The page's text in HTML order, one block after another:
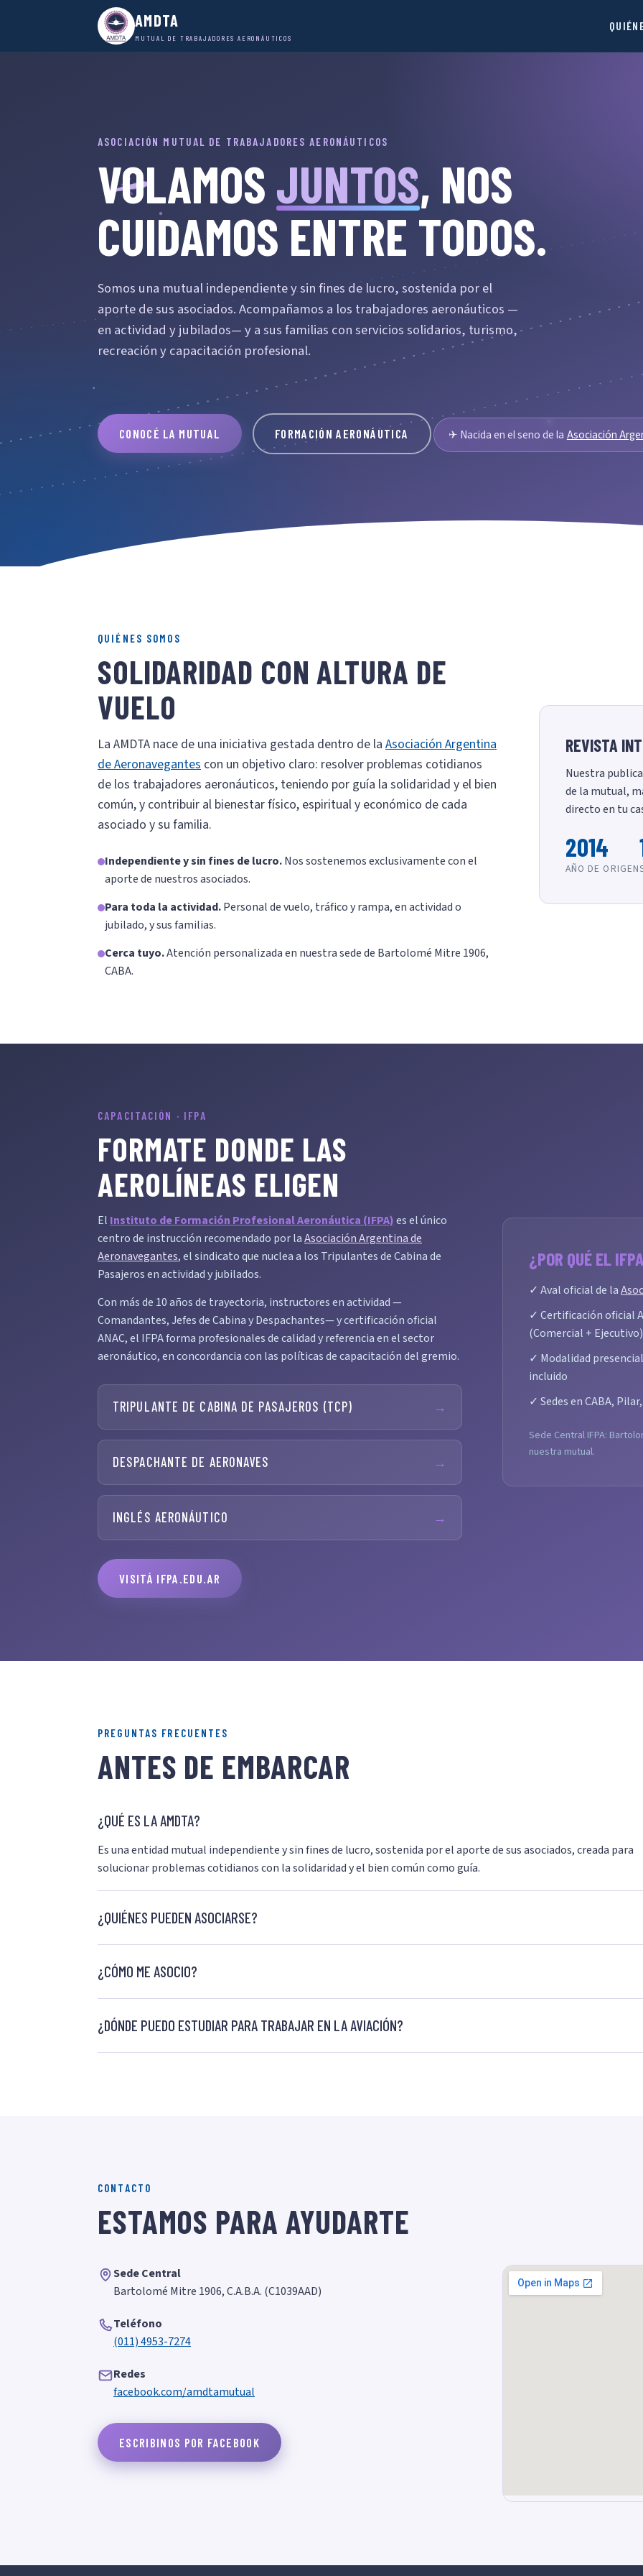
AMDTA
MUTUAL DE TRABAJADORES AERONÁUTICOS
ASOCIACIÓN MUTUAL DE TRABAJADORES AERONÁUTICOS
VOLAMOS JUNTOS, NOS
CUIDAMOS ENTRE TODOS.
Somos una mutual independiente y sin fines de lucro, sostenida por el
aporte de sus asociados. Acompañamos a los trabajadores aeronáuticos —
en actividad y jubilados— y a sus familias con servicios solidarios, turismo,
recreación y capacitación profesional.
CONOCÉ LA MUTUAL FORMACIÓN AERONÁUTICA ✈ Nacida en el seno de la Asociación
QUIÉNES SOMOS
SOLIDARIDAD CON ALTURA DE
VUELO
La AMDTA nace de una iniciativa gestada dentro de la Asociación Argentina
de Aeronavegantes con un objetivo claro: resolver problemas cotidianos
de los trabajadores aeronáuticos, teniendo por guía la solidaridad y el bien
común, y contribuir al bienestar físico, espiritual y económico de cada
asociado y su familia.
Independiente y sin fines de lucro.Nos sostenemos exclusivamente con el
aporte de nuestros asociados.
Para toda la actividad.Personal de vuelo, tráfico y rampa, en actividad o
jubilado, y sus familias.
Cerca tuyo.Atención personalizada en nuestra sede de Bartolomé Mitre 1906,
CABA.
REVISTA
Nuestra
de la mutual,
directo en tu
2014
AÑO DE ORIGEN
CAPACITACIÓN · IFPA
FORMATE DONDE LAS
AEROLÍNEAS ELIGEN
El Instituto de Formación Profesional Aeronáutica (IFPA)es el único
centro de instrucción recomendado por laAsociación Argentina de
Aeronavegantes, el sindicato que nuclea a los Tripulantes de Cabina de
Pasajeros en actividad y jubilados.
Con más de 10 años de trayectoria, instructores en actividad —
Comandantes, Jefes de Cabina y Despachantes— y certificación oficial
ANAC, el IFPA forma profesionales de calidad y referencia en el sector
aeronáutico, en concordancia con las políticas de capacitación del gremio.
TRIPULANTE DE CABINA DE PASAJEROS (TCP) →
DESPACHANTE DE AERONAVES →
INGLÉS AERONÁUTICO →
VISITÁ IFPA.EDU.AR
¿POR QUÉ EL
✓ Aval oficial de la
✓ Certificación oficial
(Comercial + Ejecutivo)
✓ Modalidad
incluido
✓ Sedes en CABA,
Sede Central IFPA:
nuestra mutual.
PREGUNTAS FRECUENTES
ANTES DE EMBARCAR
¿QUÉ ES LA AMDTA?
Es una entidad mutual independiente y sin fines de lucro, sostenida por el aporte de sus asociados, creada para
solucionar problemas cotidianos con la solidaridad y el bien común como guía.
¿QUIÉNES PUEDEN ASOCIARSE?
¿CÓMO ME ASOCIO?
¿DÓNDE PUEDO ESTUDIAR PARA TRABAJAR EN LA AVIACIÓN?
CONTACTO
ESTAMOS PARA AYUDARTE
Sede Central
Bartolomé Mitre 1906, C.A.B.A. (C1039AAD)
Teléfono
(011) 4953-7274
Redes
facebook.com/amdtamutual
ESCRIBINOS POR FACEBOOK